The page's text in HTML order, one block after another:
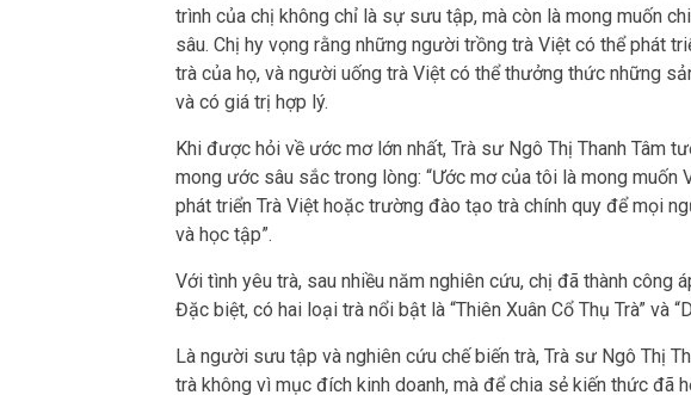
trình của chị không chỉ là sự sưu tập, mà còn là mong muốn
sâu. Chị hy vọng rằng những người trồng trà Việt có thể phát
trà của họ, và người uống trà Việt có thể thưởng thức những
và có giá trị hợp lý.
Khi được hỏi về ước mơ lớn nhất, Trà sư Ngô Thị Thanh Tâm
mong ước sâu sắc trong lòng: “Ước mơ của tôi là mong muốn
phát triển Trà Việt hoặc trường đào tạo trà chính quy để mọi
và học tập”.
Với tình yêu trà, sau nhiều năm nghiên cứu, chị đã thành công
Đặc biệt, có hai loại trà nổi bật là “Thiên Xuân Cổ Thụ Trà” và
Là người sưu tập và nghiên cứu chế biến trà, Trà sư Ngô Thị
trà không vì mục đích kinh doanh, mà để chia sẻ kiến thức đã